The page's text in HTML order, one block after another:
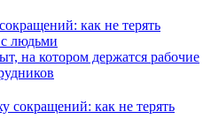
как не терять
людьми
на котором держатся рабочие